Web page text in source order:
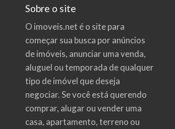
Sobre o site
O imoveis.net é o site para
começar sua busca poranúncios
de imóveis, anunciar uma venda,
aluguel ou temporada de qualquer
tipo de imóvel que deseja
negociar. Se você está querendo
comprar, alugar ou vender uma
casa, apartamento, terreno ou